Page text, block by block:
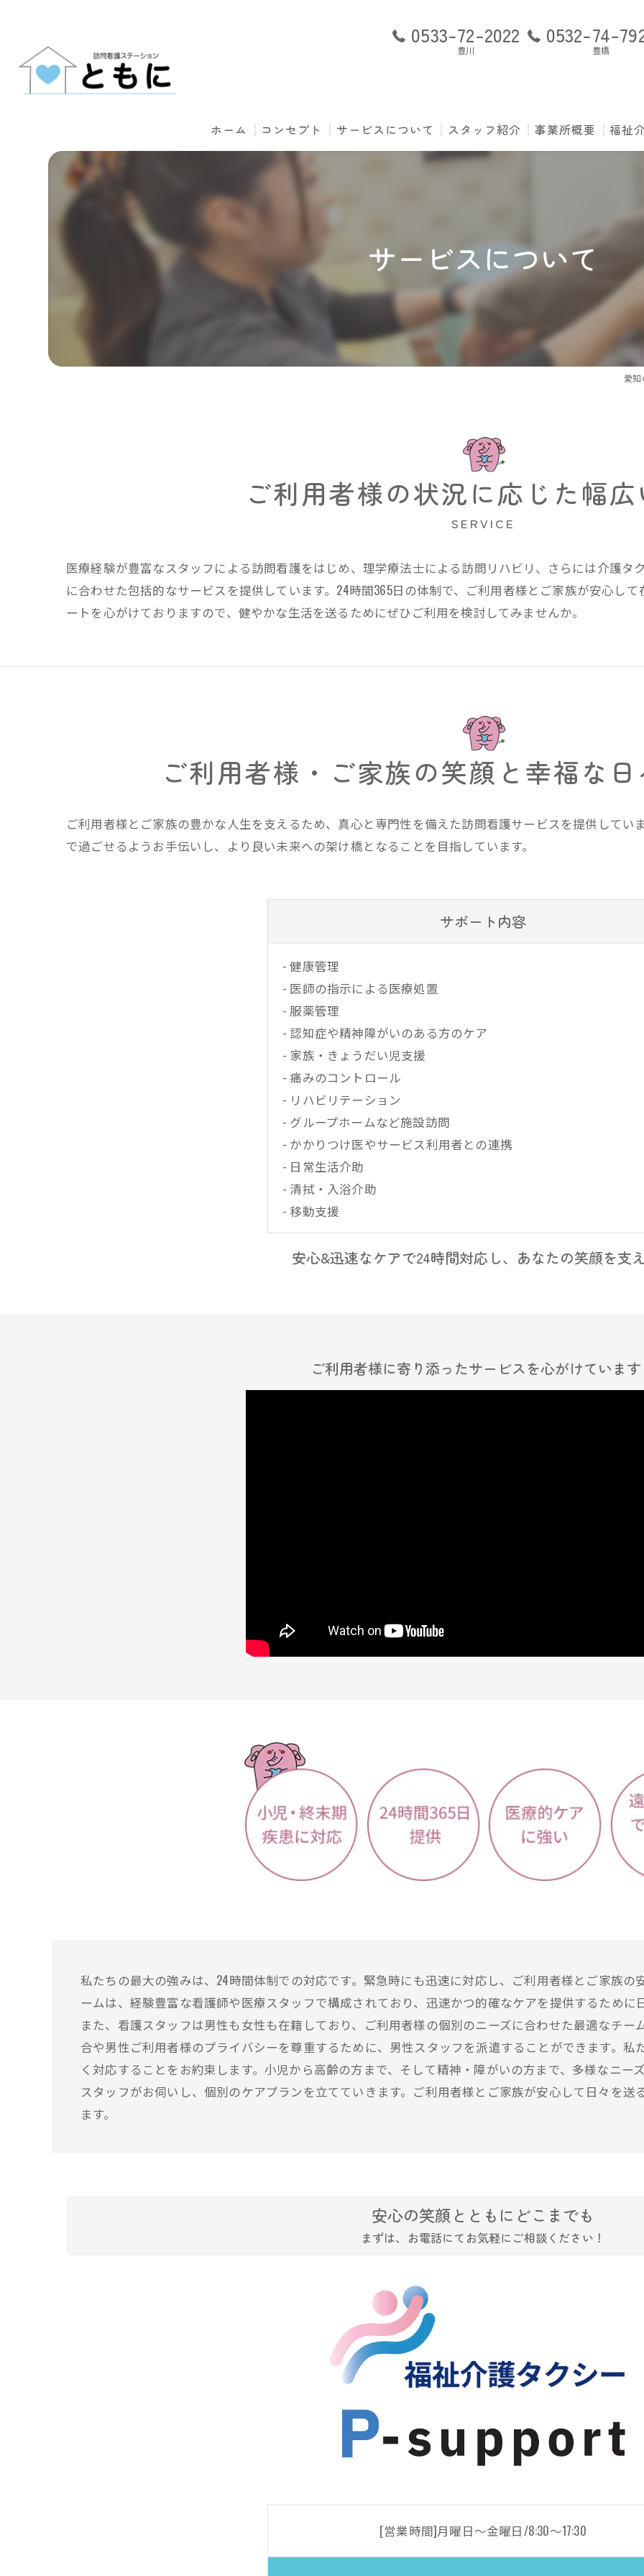
0533-72-2022
豊川
0532-74-
豊橋
ホーム コンセプト サービスについて スタッフ紹介 事業所概要
訪問看護ステーショ
福祉
利
専
旅
サービスについて
愛
ご利用者様の状況に応じた幅
SERVICE
医療経験が豊富なスタッフによる訪問看護をはじめ、理学療法士による訪問リハビリ、さらには介護タ
に合わせた包括的なサービスを提供しています。24時間365日の体制で、ご利用者様とご家族が安心し
ートを心がけておりますので、健やかな生活を送るためにぜひご利用を検討してみませんか。
ご利用者様・ご家族の笑顔と幸福な
ご利用者様とご家族の豊かな人生を支えるため、真心と専門性を備えた訪問看護サービスを提供してい
で過ごせるようお手伝いし、より良い未来への架け橋となることを目指しています。
サポート内容
- 健康管理
- 医師の指示による医療処置
- 服薬管理
- 認知症や精神障がいのある方のケア
- 家族・きょうだい児支援
- 痛みのコントロール
- リハビリテーション
- グループホームなど施設訪問
- かかりつけ医やサービス利用者との連携
- 日常生活介助
- 清拭・入浴介助
- 移動支援
安心&迅速なケアで24時間対応し、あなたの笑顔を支
ご利用者様に寄り添ったサービスを心がけていま
私たちの最大の強みは、24時間体制での対応です。緊急時にも迅速に対応し、ご利用者様とご家族の
ームは、経験豊富な看護師や医療スタッフで構成されており、迅速かつ的確なケアを提供するために
また、看護スタッフは男性も女性も在籍しており、ご利用者様の個別のニーズに合わせた最適なチ
合や男性ご利用者様のプライバシーを尊重するために、男性スタッフを派遣することができます。
く対応することをお約束します。小児から高齢の方まで、そして精神・障がいの方まで、多様なニ
スタッフがお伺いし、個別のケアプランを立てていきます。ご利用者様とご家族が安心して日々を
ます。
安心の笑顔とともにどこまでも
まずは、お電話にてお気軽にご相談ください！
[営業時間]月曜日～金曜日/8:30～17:30
お問い合わせはこちら